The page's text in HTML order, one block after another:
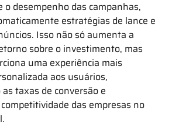
desempenho das campanhas,
estratégias de lance e
Isso não só aumenta a
sobre o investimento, mas
uma experiência mais
aos usuários,
taxas de conversão e
das empresas no